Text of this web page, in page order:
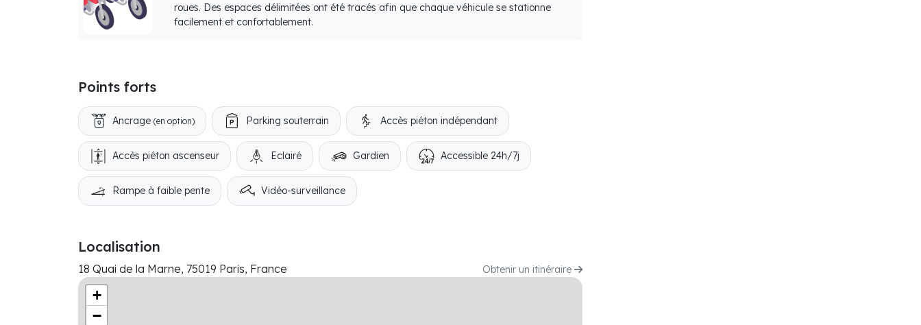
roues. Des espaces délimitées ont été tracés afin que chaque véhicule se stationne
facilement et confortablement.
Points forts
Ancrage (en option) Parking souterrain Accès piéton indépendant
Accès piéton ascenseur Eclairé Gardien Accessible 24h/7j
Rampe à faible pente Vidéo-surveillance
Localisation
18 Quai de la Marne, 75019 Paris, France Obtenir un itinéraire
+
−